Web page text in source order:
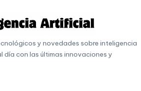
y novedades sobre inteligencia
con las últimas innovaciones y